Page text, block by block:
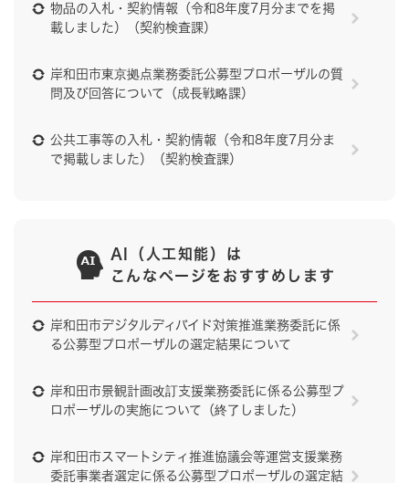
物品の入札・契約情報（令和8年度7月分までを掲
載しました）（契約検査課）
岸和田市東京拠点業務委託公募型プロポーザルの質
問及び回答について（成長戦略課）
公共工事等の入札・契約情報（令和8年度7月分ま
で掲載しました）（契約検査課）
AI（人工知能）は
こんなページをおすすめします
岸和田市デジタルディバイド対策推進業務委託に係
る公募型プロポーザルの選定結果について
岸和田市景観計画改訂支援業務委託に係る公募型プ
ロポーザルの実施について（終了しました）
岸和田市スマートシティ推進協議会等運営支援業務
委託事業者選定に係る公募型プロポーザルの選定結